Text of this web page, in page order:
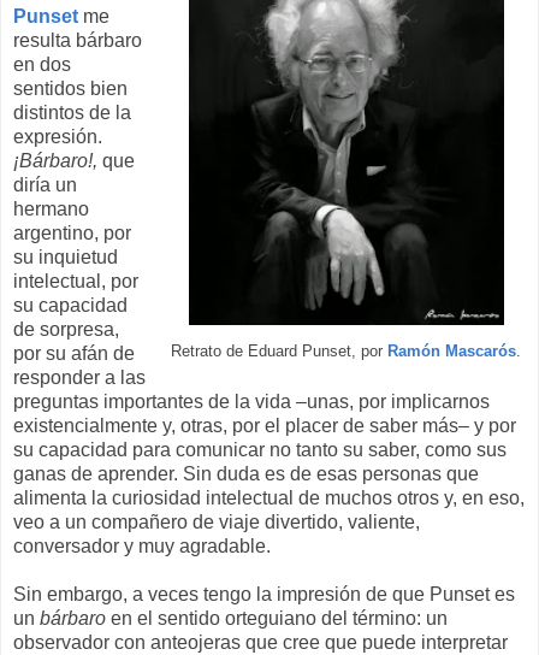
Retrato de Eduard Punset, por Ramón Mascarós.
Punset me
resulta bárbaro
en dos
sentidos bien
distintos de la
expresión.
¡Bárbaro!, que
diría un
hermano
argentino, por
su inquietud
intelectual, por
su capacidad
de sorpresa,
por su afán de
responder a las
preguntas importantes de la vida –unas, por implicarnos
existencialmente y, otras, por el placer de saber más– y por
su capacidad para comunicar no tanto su saber, como sus
ganas de aprender. Sin duda es de esas personas que
alimenta la curiosidad intelectual de muchos otros y, en eso,
veo a un compañero de viaje divertido, valiente,
conversador y muy agradable.
Sin embargo, a veces tengo la impresión de que Punset es
un bárbaro en el sentido orteguiano del término: un
observador con anteojeras que cree que puede interpretar